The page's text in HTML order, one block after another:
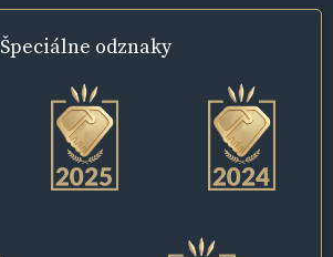
Špeciálne odznaky